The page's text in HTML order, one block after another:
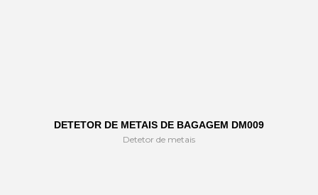
DETETOR DE METAIS DE BAGAGEM DM009
Detetor de metais